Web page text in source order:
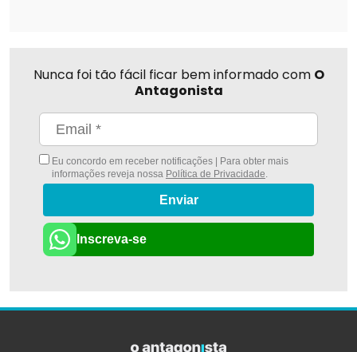
Nunca foi tão fácil ficar bem informado com O
Antagonista
Eu concordo em receber notificações | Para obter mais
informações reveja nossa Política de Privacidade.
Enviar
Inscreva-se